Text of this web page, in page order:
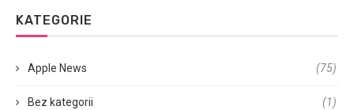
KATEGORIE
Apple News (75)
Bez kategorii (1)